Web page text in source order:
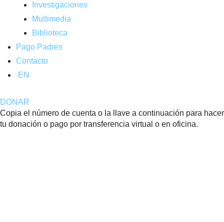
Investigaciones
Multimedia
Biblioteca
Pago Padres
Contacto
EN
DONAR
Copia el número de cuenta o la llave a continuación para hacer
tu donación o pago por transferencia virtual o en oficina.